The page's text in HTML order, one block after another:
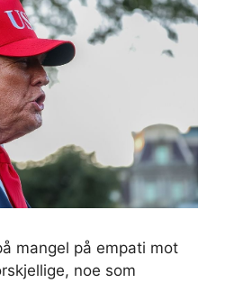
mangel på empati mot
noe som